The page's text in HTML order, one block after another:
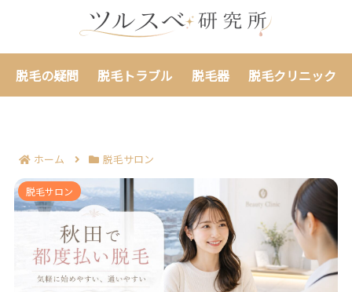
脱毛の疑問 脱毛トラブル 脱毛器 脱毛クリニック
ホーム 脱毛サロン
秋田で脱毛を都度払いにするメリット7つ｜通いやすさ
と費用の不安を減らせる！
脱毛サロン